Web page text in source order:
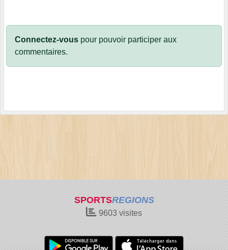
Connectez-vous pour pouvoir participer aux
commentaires.
SPORTSREGIONS
9603 visites